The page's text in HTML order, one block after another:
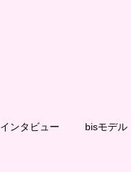
インタビュー bisモデル